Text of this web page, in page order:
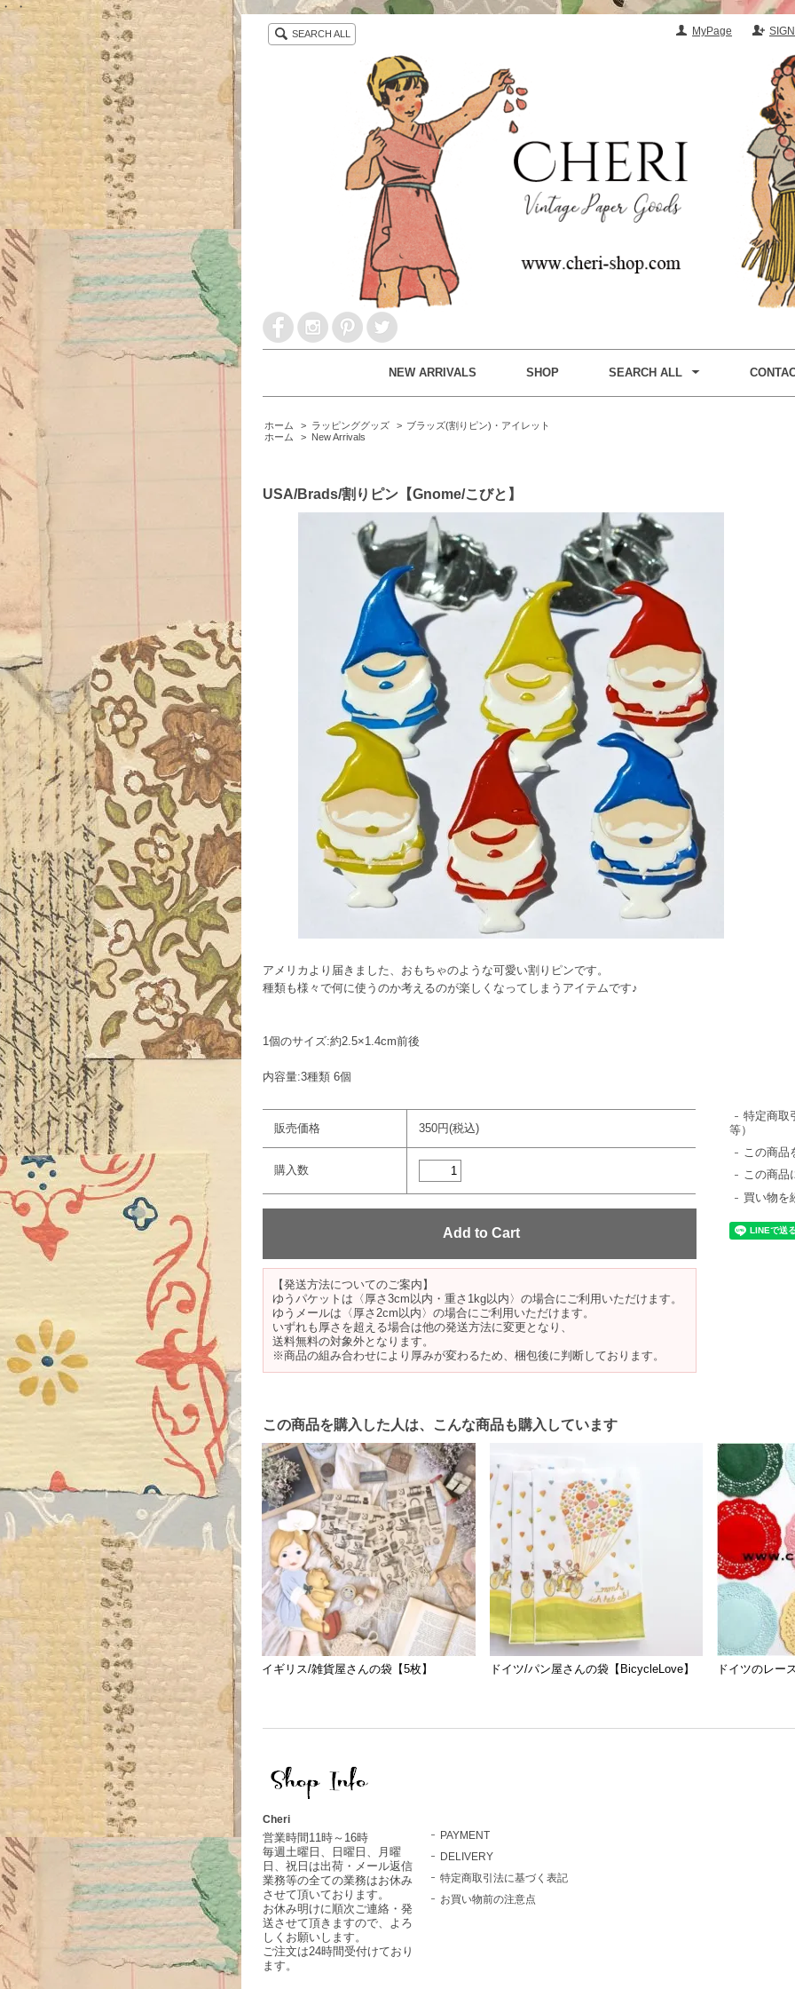
・ ・
MyPage
SEARCH ALL
NEW ARRIVALS SHOP SEARCH ALL
ホーム > ラッピンググッズ > ブラッズ(割りピン)・アイレット
ホーム
> New Arrivals
USA/Brads/割りピン【Gnome/こびと】
アメリカより届きました、おもちゃのような可愛い割りピンです。
種類も様々で何に使うのか考えるのが楽しくなってしまうアイテムです♪
1個のサイズ:約2.5×1.4cm前後
内容量:3種類 6個
販売価格 350円(税込)
購入数
【発送方法についてのご案内】
ゆうパケットは〈厚さ3cm以内・重さ1kg以内〉の場合にご利用いただけます。
ゆうメールは〈厚さ2cm以内〉の場合にご利用いただけます。
いずれも厚さを超える場合は他の発送方法に変更となり、
送料無料の対象外となります。
※商品の組み合わせにより厚みが変わるため、梱包後に判断しております。
特定商取
等）
この商品
この商品
買い物を
この商品を購入した人は、こんな商品も購入しています
イギリス/雑貨屋さんの袋【5枚】 ドイツ/パン屋さんの袋【BicycleLove】 ドイツのレー
Cheri
営業時間11時～16時
毎週土曜日、日曜日、月曜
日、祝日は出荷・メール返信
業務等の全ての業務はお休み
させて頂いております。
お休み明けに順次ご連絡・発
送させて頂きますので、よろ
しくお願いします。
ご注文は24時間受付けており
ます。
PAYMENT
DELIVERY
特定商取引法に基づく表記
お買い物前の注意点